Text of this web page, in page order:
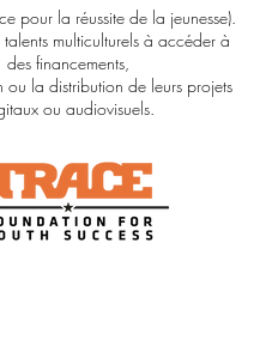
pour la réussite de la jeunesse).
talents multiculturels à accéder à
des financements,
ou la distribution de leurs projets
ou audiovisuels.